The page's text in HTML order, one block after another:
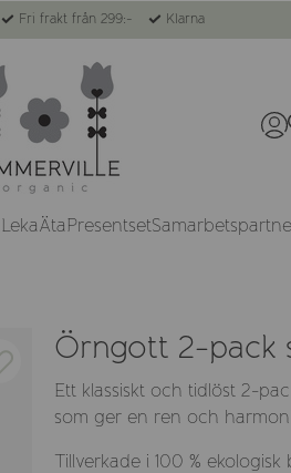
Fri frakt från 299:- Klarna
LekaÄtaPresentset
Örngott 2-pack
Ett klassiskt och tidlöst 2-
som ger en ren och
Tillverkade i 100 %